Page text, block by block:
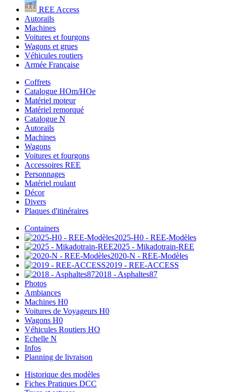
REE Access
Autorails
Machines
Voitures et fourgons
Wagons et grues
Véhicules routiers
Armée Française
Coffrets
Catalogue HOm/HOe
Matériel moteur
Matériel remorqué
Catalogue N
Autorails
Machines
Wagons
Voitures et fourgons
Accessoires REE
Personnages
Matériel roulant
Décor
Divers
Plaques d'itinéraires
Containers
2025-H0 - REE-Modèles
2025 - Mikadotrain-REE
2020-N - REE-Modèles
2019 - REE-ACCESS
2018 - Asphaltes87
Photos
Ambiances
Machines H0
Voitures de Voyageurs H0
Wagons H0
Véhicules Routiers HO
Echelle N
Infos
Planning de livraison
Historique des modèles
Fiches Pratiques DCC